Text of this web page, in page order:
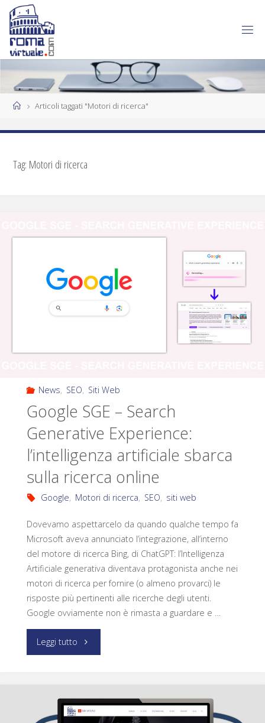
Articoli taggati "Motori di ricerca"
Tag: Motori di ricerca
News, SEO, Siti Web
Google SGE – Search
Generative Experience:
l’intelligenza artificiale sbarca
sulla ricerca online
Google, Motori di ricerca, SEO, siti web
Dovevamo aspettarcelo da quando qualche tempo fa
Microsoft aveva annunciato l’integrazione, all’interno
del motore di ricerca Bing, di ChatGPT: l’Intelligenza
Artificiale generativa diventava protagonista anche nei
motori di ricerca per fornire (o almeno provarci) le
risposte più pertinenti alle ricerche degli utenti.
Google ovviamente non è rimasta a guardare e …
Leggi tutto